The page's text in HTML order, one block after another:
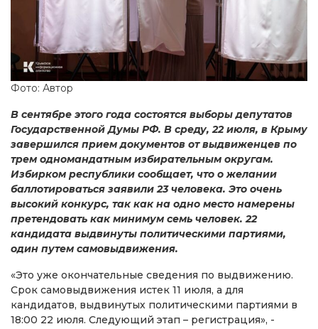
Фото: Автор
В сентябре этого года состоятся выборы депутатов
Государственной Думы РФ. В среду, 22 июля, в Крыму
завершился прием документов от выдвиженцев по
трем одномандатным избирательным округам.
Избирком республики сообщает, что о желании
баллотироваться заявили 23 человека. Это очень
высокий конкурс, так как на одно место намерены
претендовать как минимум семь человек. 22
кандидата выдвинуты политическими партиями,
один путем самовыдвижения.
«Это уже окончательные сведения по выдвижению.
Срок самовыдвижения истек 11 июля, а для
кандидатов, выдвинутых политическими партиями в
18:00 22 июля. Следующий этап – регистрация», -